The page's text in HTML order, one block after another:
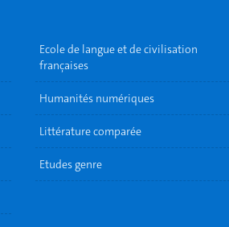
Ecole de langue et de civilisation
françaises
Humanités numériques
Littérature comparée
Etudes genre